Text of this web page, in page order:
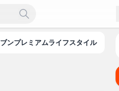
セブンプレミアムライフスタイル